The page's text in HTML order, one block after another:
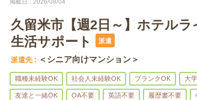
掲載日 2026/08/04
久留米市【週2日～】ホテル
生活サポート
派遣
派遣先 ＜シニア向けマンション＞
職種未経験OK 社会人未経験OK ブランクOK 大
友達と一緒OK OA不要 英語不要 履歴書不要